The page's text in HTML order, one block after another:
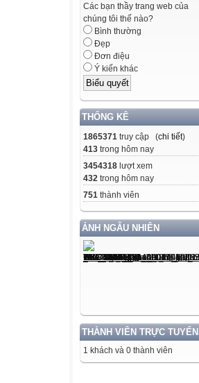
Các bạn thầy trang web của
chúng tôi thế nào?
Bình thường
Đẹp
Đơn điệu
Ý kiến khác
THỐNG KÊ
1865371 truy cập (chi tiết)
413 trong hôm nay
3454318 lượt xem
432 trong hôm nay
751 thành viên
ẢNH NGẪU NHIÊN
THÀNH VIÊN TRỰC TUYẾN
1 khách và 0 thành viên